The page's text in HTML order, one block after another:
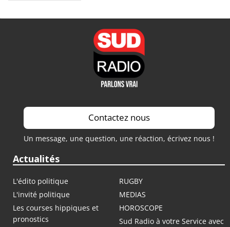
Contactez nous
Un message, une question, une réaction, écrivez nous !
Actualités
L'édito politique
RUGBY
L'invité politique
MEDIAS
Les courses hippiques et
pronostics
HOROSCOPE
Sud Radio à votre Service avec